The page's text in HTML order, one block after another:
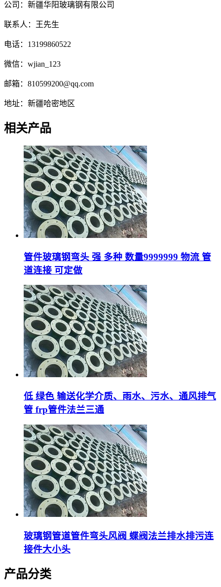
公司：新疆华阳玻璃钢有限公司
联系人：王先生
电话：13199860522
微信：wjian_123
邮箱：810599200@qq.com
地址：新疆哈密地区
相关产品
管件玻璃钢弯头 强 多种 数量9999999 物流 管
道连接 可定做
低 绿色 输送化学介质、雨水、污水、通风排气
管 frp管件法兰三通
玻璃钢管道管件弯头风阀 蝶阀法兰排水排污连
接件大小头
产品分类